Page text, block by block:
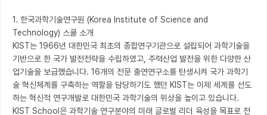
1. 한국과학기술연구원 (Korea Institute of Science and
Technology) 스쿨 소개
KIST는 1966년 대한민국 최초의 종합연구기관으로 설립되어 과학기술을
기반으로 한 국가 발전전략을 수립하였고, 주력산업 발전을 위한 다양한 산
업기술을 보급했습니다. 16개의 전문 출연연구소를 탄생시켜 국가 과학기
술 혁신체계를 구축하는 역할을 담당하기도 했던 KIST는 이제 세계를 선도
하는 혁신적 연구개발로 대한민국 과학기술의 위상을 높이고 있습니다.
KIST School은 과학기술 연구분야의 미래 글로벌 리더 육성을 목표로 전